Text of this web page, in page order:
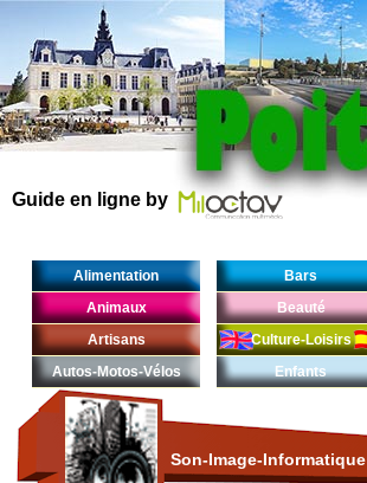
Guide en ligne by
Alimentation
Animaux
Artisans
Autos-Motos-Vélos
Bars
Beauté
Culture-Loisirs
Enfants
Son-Image-Informatique